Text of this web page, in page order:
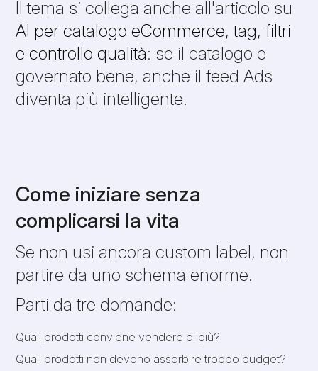
Il tema si collega anche all'articolo su
AI per catalogo eCommerce, tag, filtri
e controllo qualità: se il catalogo e
governato bene, anche il feed Ads
diventa più intelligente.
Come iniziare senza
complicarsi la vita
Se non usi ancora custom label, non
partire da uno schema enorme.
Parti da tre domande:
Quali prodotti conviene vendere di più?
Quali prodotti non devono assorbire troppo budget?